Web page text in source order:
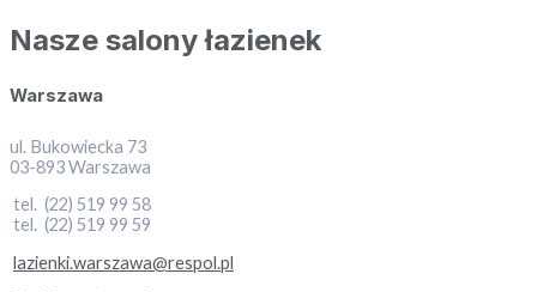
Nasze salony łazienek
Warszawa
ul. Bukowiecka 73
03-893 Warszawa
tel. (22) 519 99 58
tel. (22) 519 99 59
lazienki.warszawa@respol.pl